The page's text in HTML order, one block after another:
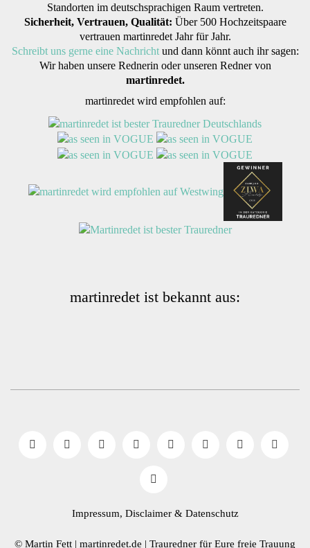
Standorten im deutschsprachigen Raum vertreten.
Sicherheit, Vertrauen, Qualität: Über 500 Hochzeitspaare
vertrauen martinredet Jahr für Jahr.
Schreibt uns gerne eine Nachrichtund dann könnt auch ihr sagen:
Wir haben unsere Rednerin oder unseren Redner von
martinredet.
martinredet wird empfohlen auf:
martinredet ist bekannt aus:
Impressum, Disclaimer & Datenschutz
© Martin Fett | martinredet.de | Trauredner für Eure freie Trauung